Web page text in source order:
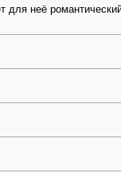
для неё